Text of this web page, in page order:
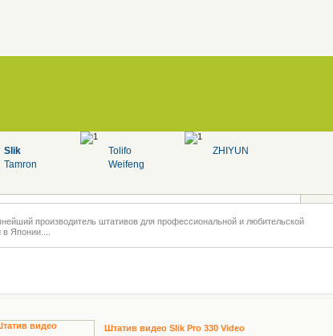
Slik
Tamron
Tolifo
Weifeng
ZHIYUN
производитель штативов для профессиональной и любительской
Японии....
Штатив видео Slik Pro 330 Video